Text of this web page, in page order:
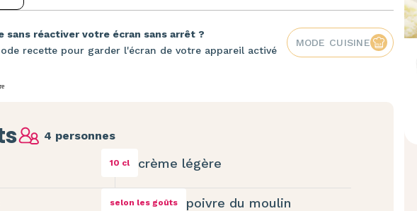
réactiver votre écran sans arrêt ?
recette pour garder l'écran de votre appareil activé
MODE CUISINE
4 personnes
10 cl crème légère
selon les goûts poivre du moulin